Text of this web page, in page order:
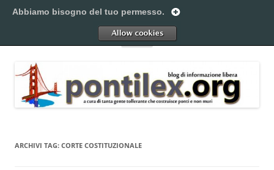
al
Pontilex
Menu
ARCHIVI TAG: CORTE COSTITUZIONALE
Abbiamo bisogno del tuo permesso.